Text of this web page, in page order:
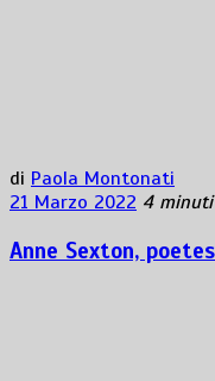
di Paola Montonati
21 Marzo 2022 4 minuti
Anne Sexton,